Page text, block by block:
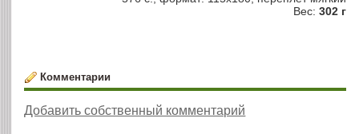
Вес: 302 г
Комментарии
Добавить собственный комментарий